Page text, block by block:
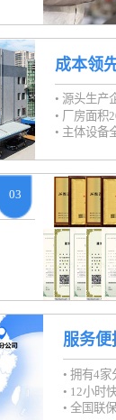
成本领
• 源头生产
• 厂房面积
• 主体设备
03
服务便
• 拥有4家
• 12小时
• 全国联保